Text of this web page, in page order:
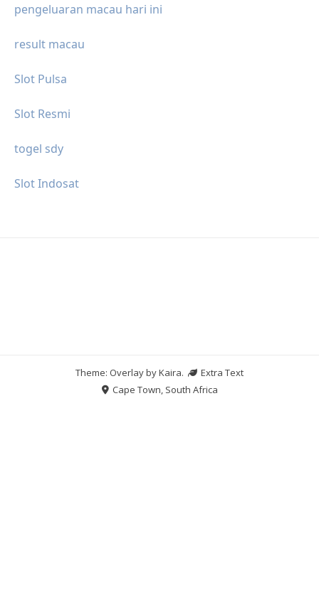
pengeluaran macau hari ini
result macau
Slot Pulsa
Slot Resmi
togel sdy
Slot Indosat
Theme: Overlay byKaira.
Extra Text
Cape Town, South Africa